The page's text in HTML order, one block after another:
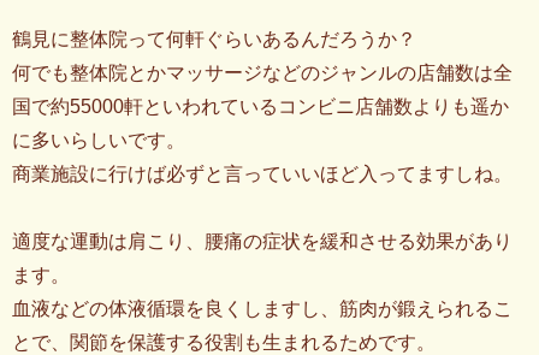
鶴見に整体院って何軒ぐらいあるんだろうか？
何でも整体院とかマッサージなどのジャンルの店舗数は全
国で約55000軒といわれているコンビニ店舗数よりも遥か
に多いらしいです。
商業施設に行けば必ずと言っていいほど入ってますしね。
適度な運動は肩こり、腰痛の症状を緩和させる効果があり
ます。
血液などの体液循環を良くしますし、筋肉が鍛えられるこ
とで、関節を保護する役割も生まれるためです。